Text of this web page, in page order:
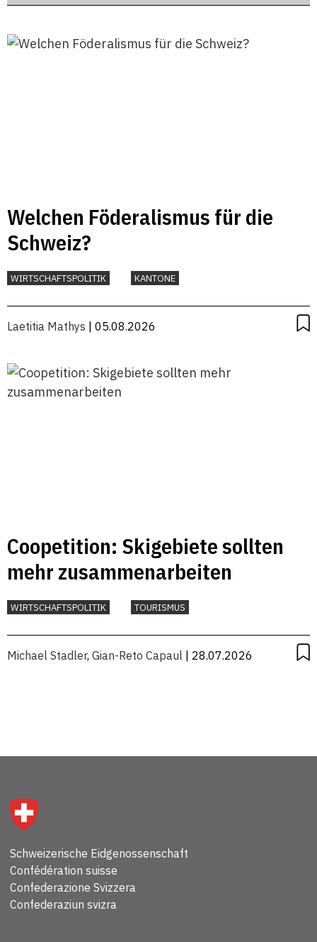
Welchen Föderalismus für die
Schweiz?
WIRTSCHAFTSPOLITIK KANTONE
Laetitia Mathys | 05.08.2026
Coopetition: Skigebiete sollten
mehr zusammenarbeiten
WIRTSCHAFTSPOLITIK TOURISMUS
Michael Stadler, Gian-Reto Capaul | 28.07.2026
Schweizerische Eidgenossenschaft
Confédération suisse
Confederazione Svizzera
Confederaziun svizra